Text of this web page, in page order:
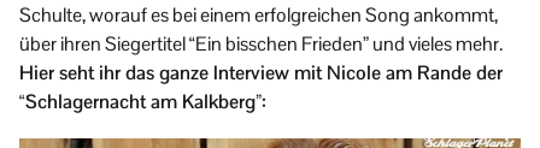
Schulte, worauf es bei einem erfolgreichen Song ankommt,
über ihren Siegertitel “Ein bisschen Frieden” und vieles mehr.
Hier seht ihr das ganze Interview mit Nicole am Rande der
“Schlagernacht am Kalkberg”: